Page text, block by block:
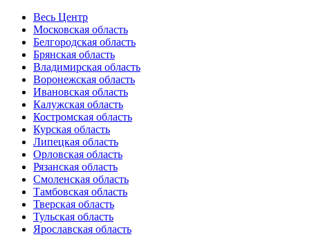
Весь Центр
Московская область
Белгородская область
Брянская область
Владимирская область
Воронежская область
Ивановская область
Калужская область
Костромская область
Курская область
Липецкая область
Орловская область
Рязанская область
Смоленская область
Тамбовская область
Тверская область
Тульская область
Ярославская область